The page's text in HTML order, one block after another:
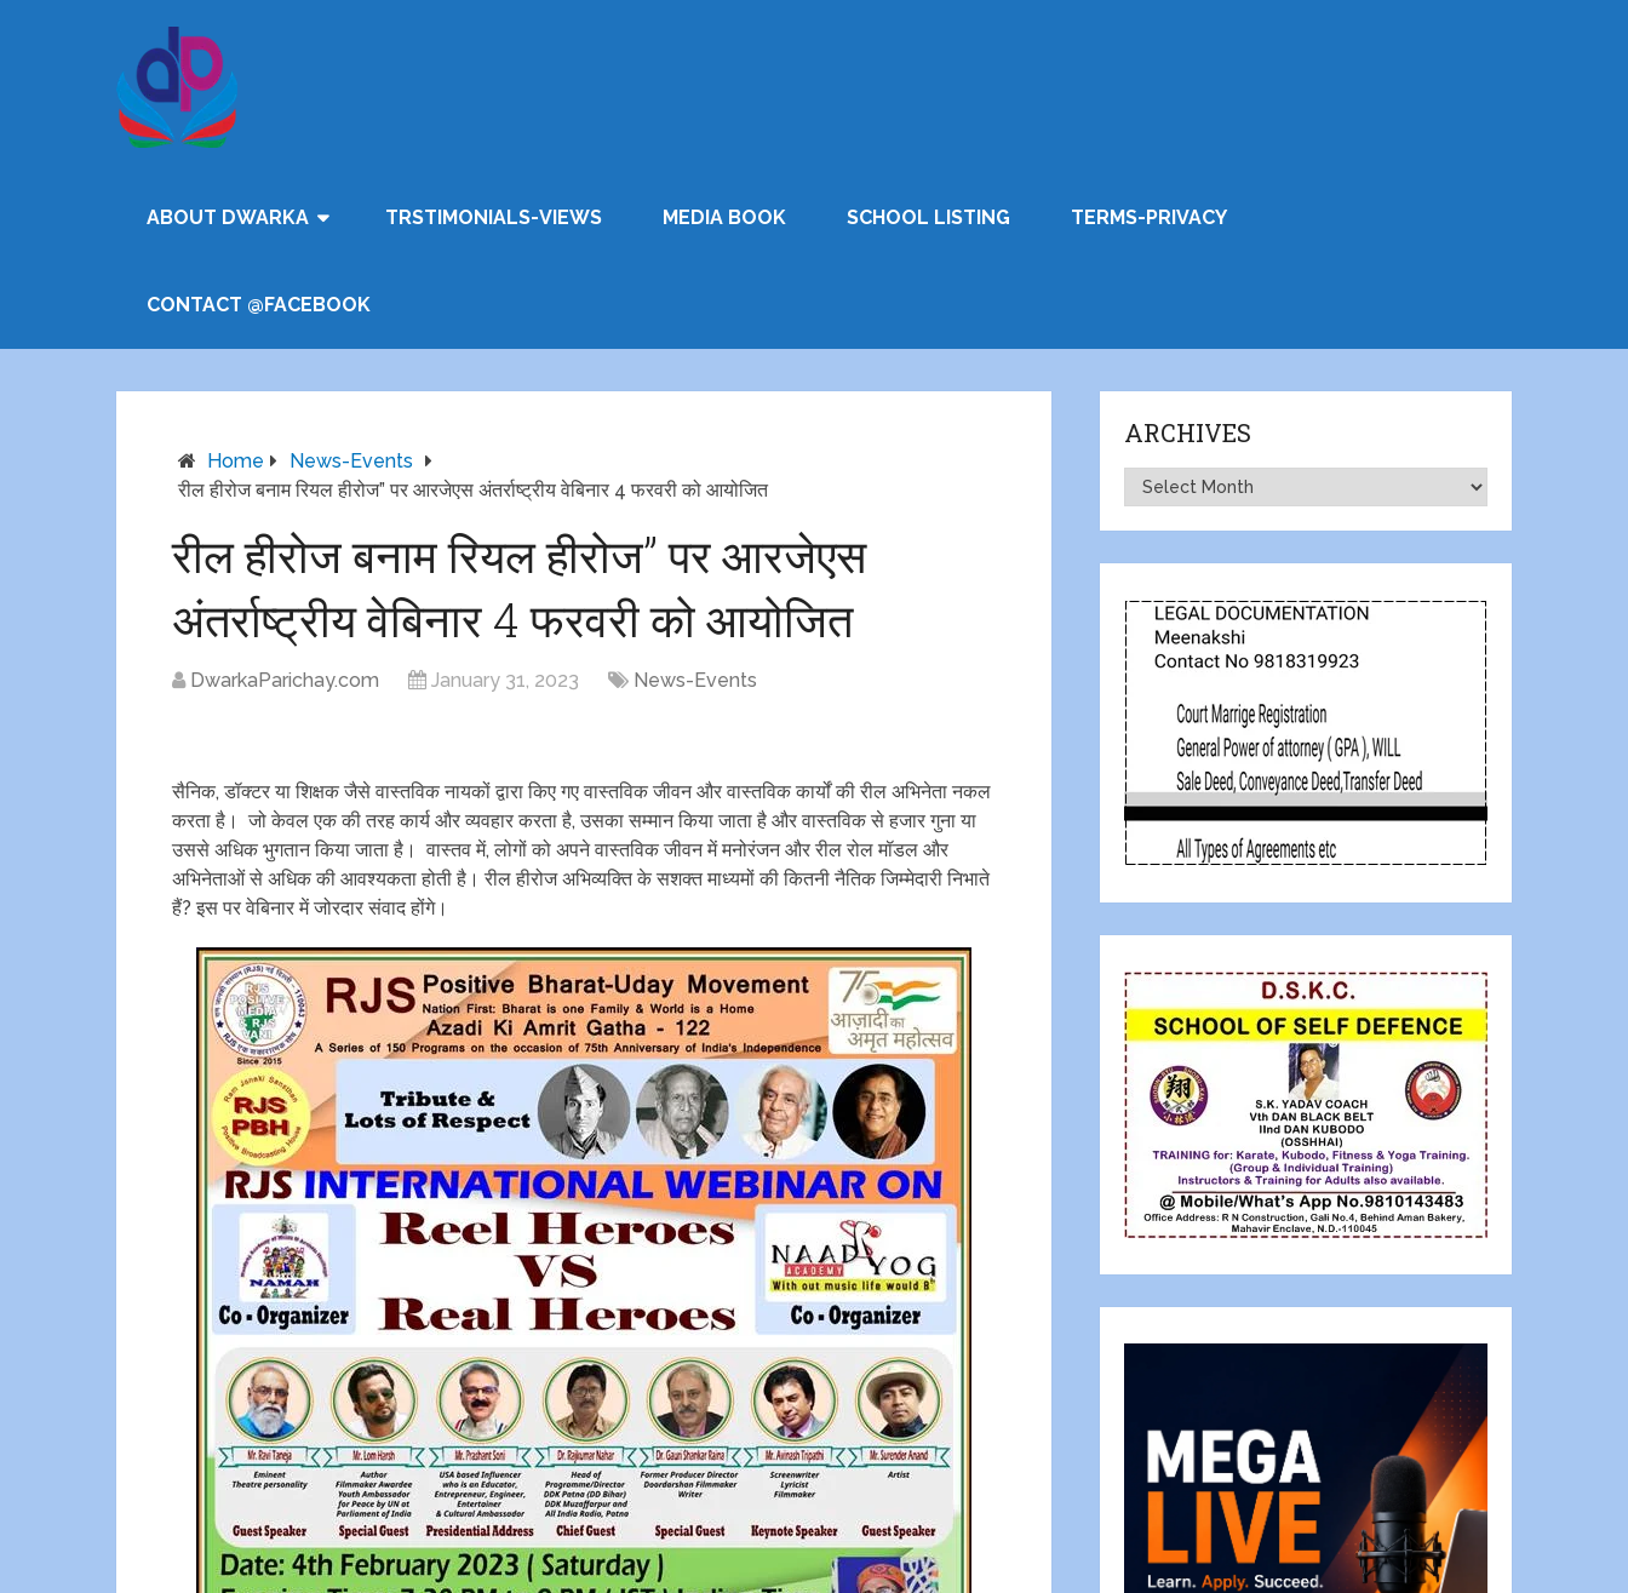
ABOUT DWARKA TRSTIMONIALS-VIEWS MEDIA BOOK SCHOOL LISTING TERMS-PRIVACY
CONTACT @FACEBOOK
Home
News-Events
रील हीरोज बनाम रियल हीरोज” पर आरजेएस अंतर्राष्ट्रीय वेबिनार 4 फरवरी को आयोजित
रील हीरोज बनाम रियल हीरोज” पर आरजेएस
अंतर्राष्ट्रीय वेबिनार 4 फरवरी को आयोजित
DwarkaParichay.com January 31, 2023 News-Events
सैनिक, डॉक्टर या शिक्षक जैसे वास्तविक नायकों द्वारा किए गए वास्तविक जीवन और वास्तविक कार्यों की रील अभिनेता नकल
करता है। जो केवल एक की तरह कार्य और व्यवहार करता है, उसका सम्मान किया जाता है और वास्तविक से हजार गुना या
उससे अधिक भुगतान किया जाता है। वास्तव में, लोगों को अपने वास्तविक जीवन में मनोरंजन और रील रोल मॉडल और
अभिनेताओं से अधिक की आवश्यकता होती है। रील हीरोज अभिव्यक्ति के सशक्त माध्यमों की कितनी नैतिक जिम्मेदारी निभाते
हैं? इस पर वेबिनार में जोरदार संवाद होंगे।
ARCHIVES
Archives